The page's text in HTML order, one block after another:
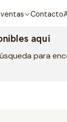
Contacto
aquí
para